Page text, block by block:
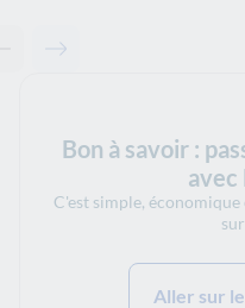
Contenu précédent - Articles
Contenu suivant - Articles
Bon à savoir :
avec
C'est simple,
Aller sur